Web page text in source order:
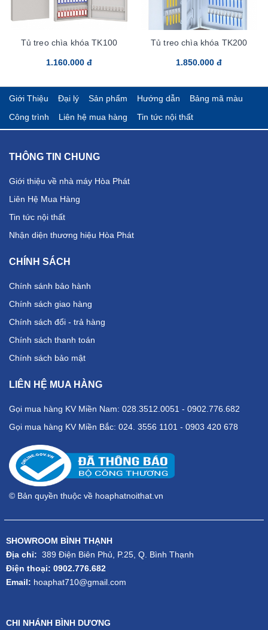
Tủ treo chìa khóa TK100
1.160.000 đ
Tủ treo chìa khóa TK200
1.850.000 đ
Giới Thiệu Đại lý Sản phẩm Hướng dẫn
Bảng mã màu
Công trình
Liên hệ mua hàng Tin tức nội thất
THÔNG TIN CHUNG
Giới thiệu về nhà máy Hòa Phát
Liên Hệ Mua Hàng
Tin tức nội thất
Nhận diện thương hiệu Hòa Phát
CHÍNH SÁCH
Chính sánh bảo hành
Chính sách giao hàng
Chính sách đổi - trả hàng
Chính sách thanh toán
Chính sách bảo mật
LIÊN HỆ MUA HÀNG
Gọi mua hàng KV Miền Nam: 028.3512.0051 - 0902.776.682
Gọi mua hàng KV Miền Bắc: 024. 3556 1101 - 0903 420 678
© Bản quyền thuộc về hoaphatnoithat.vn
SHOWROOM BÌNH THẠNH
Địa chỉ: 389 Điện Biên Phủ, P.25, Q. Bình Thạnh
Điện thoại: 0902.776.682
Email: hoaphat710@gmail.com
CHI NHÁNH BÌNH DƯƠNG